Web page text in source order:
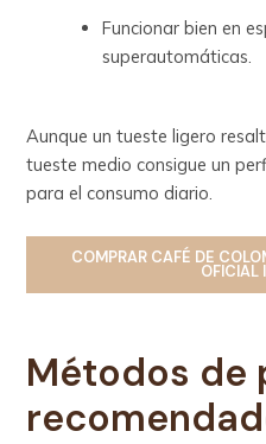
Funcionar bien en
superautomáticas.
Aunque un tueste ligero
tueste medio consigue un
para el consumo diario.
COMPRAR CAFÉ DE
OFICIAL
Métodos de